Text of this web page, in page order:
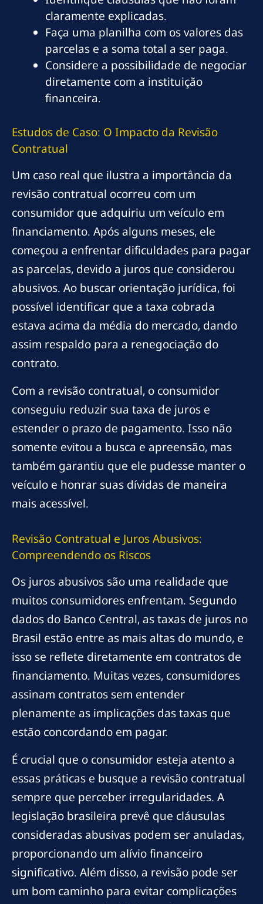
claramente explicadas.
Faça uma planilha com os valores das
parcelas e a soma total a ser paga.
Considere a possibilidade de negociar
diretamente com a instituição
financeira.
Estudos de Caso: O Impacto da Revisão
Contratual
Um caso real que ilustra a importância da
revisão contratual ocorreu com um
consumidor que adquiriu um veículo em
financiamento. Após alguns meses, ele
começou a enfrentar dificuldades para pagar
as parcelas, devido a juros que considerou
abusivos. Ao buscar orientação jurídica, foi
possível identificar que a taxa cobrada
estava acima da média do mercado, dando
assim respaldo para a renegociação do
contrato.
Com a revisão contratual, o consumidor
conseguiu reduzir sua taxa de juros e
estender o prazo de pagamento. Isso não
somente evitou a busca e apreensão, mas
também garantiu que ele pudesse manter o
veículo e honrar suas dívidas de maneira
mais acessível.
Revisão Contratual e Juros Abusivos:
Compreendendo os Riscos
Os juros abusivos são uma realidade que
muitos consumidores enfrentam. Segundo
dados do Banco Central, as taxas de juros no
Brasil estão entre as mais altas do mundo, e
isso se reflete diretamente em contratos de
financiamento. Muitas vezes, consumidores
assinam contratos sem entender
plenamente as implicações das taxas que
estão concordando em pagar.
É crucial que o consumidor esteja atento a
essas práticas e busque a revisão contratual
sempre que perceber irregularidades. A
legislação brasileira prevê que cláusulas
consideradas abusivas podem ser anuladas,
proporcionando um alívio financeiro
significativo. Além disso, a revisão pode ser
um bom caminho para evitar complicações